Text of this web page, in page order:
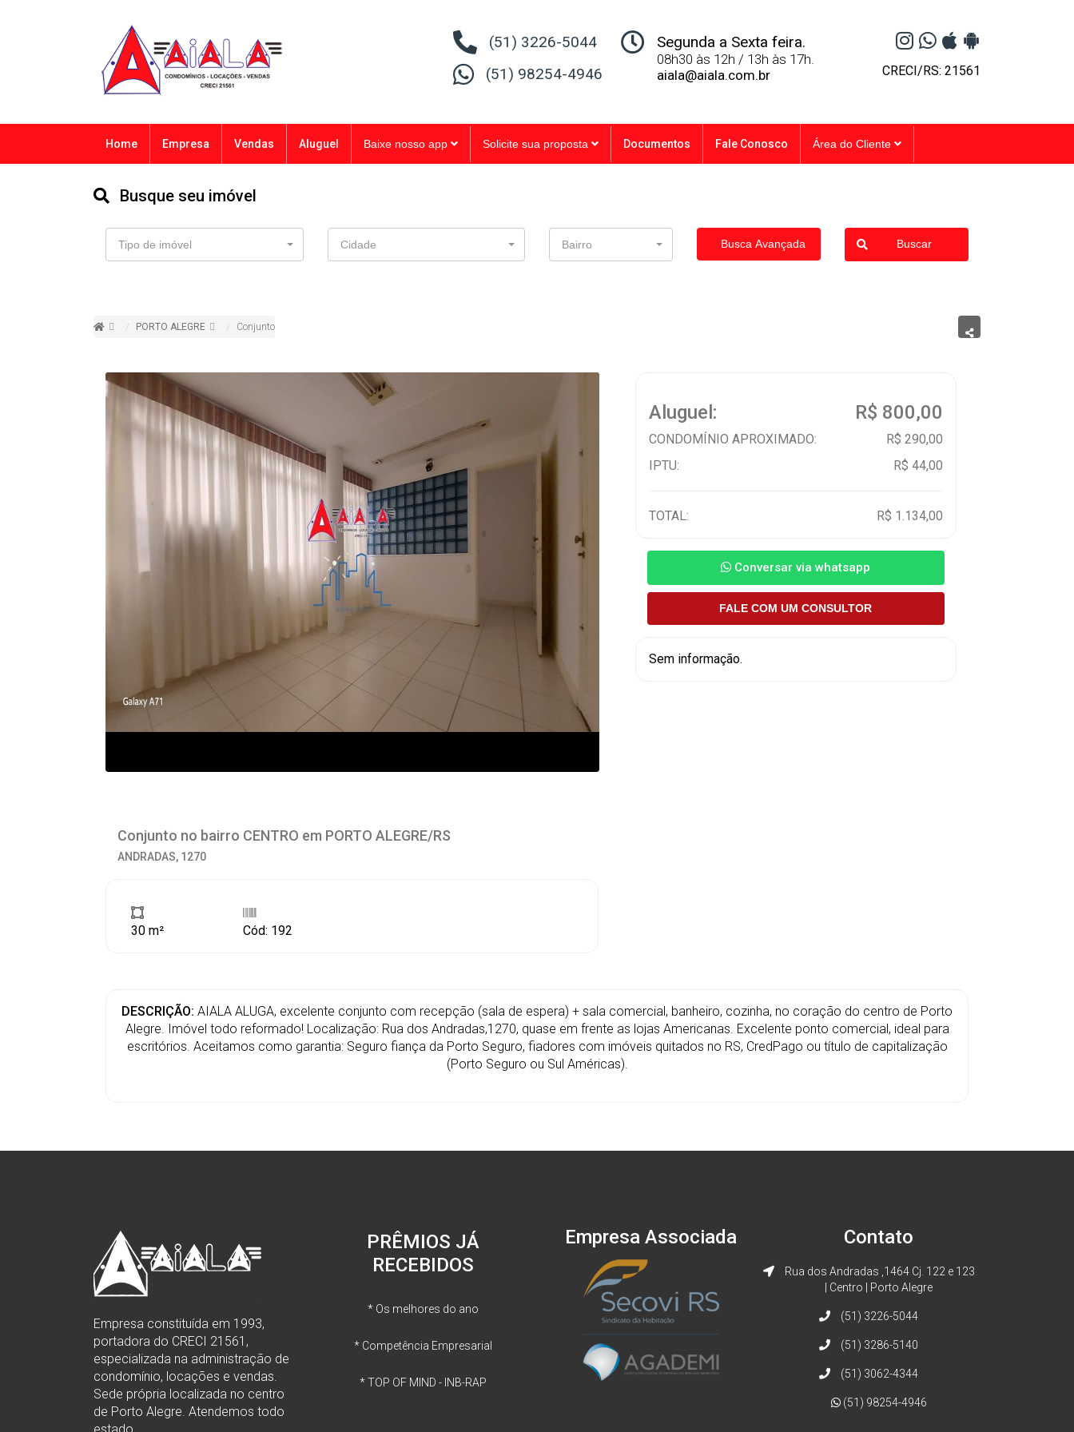
Segunda a Sexta feira.
08h30 às 12h / 13h às 17h.
aiala@aiala.com.br
(51) 3226-5044
(51) 98254-4946
CRECI/RS: 21561
Home Empresa Vendas Aluguel Baixe nosso app Solicite sua proposta Documentos Fale Conosco Área do Cliente
Busque seu imóvel
Tipo de imóvel Cidade Bairro Buscar
Busca Avançada
PORTO ALEGRE Conjunto
Conjunto no bairro CENTRO em PORTO ALEGRE/RS
ANDRADAS, 1270
30 m² Cód: 192
Aluguel: R$ 800,00
CONDOMÍNIO APROXIMADO:
R$ 290,00
IPTU:
R$ 44,00
TOTAL: R$ 1.134,00
Conversar via whatsapp
FALE COM UM CONSULTOR
Sem informação.
DESCRIÇÃO: AIALA ALUGA, excelente conjunto com recepção (sala de espera) + sala comercial, banheiro, cozinha, no coração do centro de Porto
Alegre. Imóvel todo reformado! Localização: Rua dos Andradas,1270, quase em frente as lojas Americanas. Excelente ponto comercial, ideal para
escritórios. Aceitamos como garantia: Seguro fiança da Porto Seguro, fiadores com imóveis quitados no RS, CredPago ou título de capitalização
(Porto Seguro ou Sul Américas).
Empresa constituída em 1993,
portadora do CRECI 21561,
especializada na administração de
condomínio, locações e vendas.
Sede própria localizada no centro
de Porto Alegre. Atendemos todo
PRÊMIOS JÁ
RECEBIDOS
* Os melhores do ano
* Competência Empresarial
* TOP OF MIND - INB-RAP
Empresa Associada Contato
Rua dos Andradas ,1464 Cj. 122 e 123
| Centro | Porto Alegre
(51) 3226-5044
(51) 3286-5140
(51) 3062-4344
(51) 98254-4946